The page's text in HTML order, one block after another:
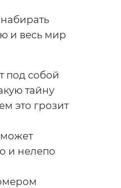
и весь мир
под собой
тайну
это грозит
может
и нелепо